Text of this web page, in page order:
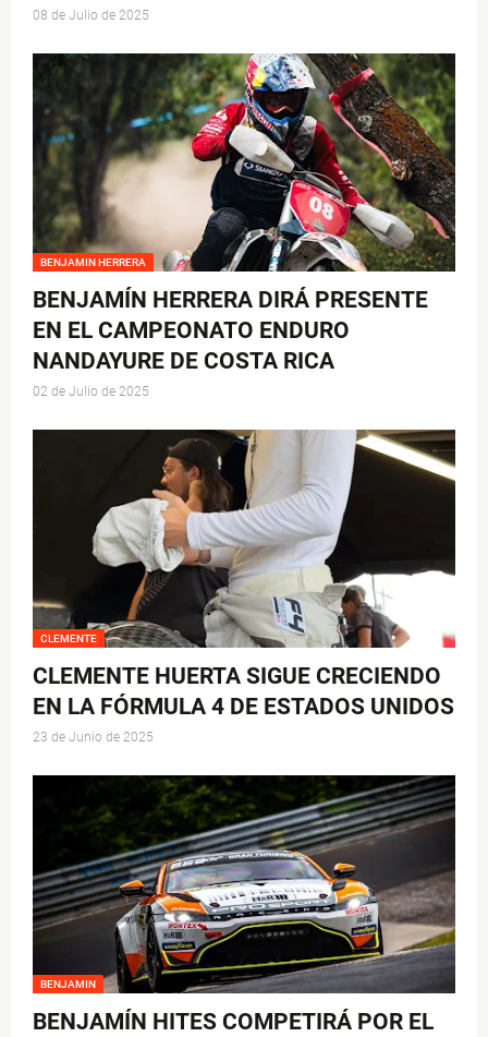
08 de Julio de 2025
BENJAMIN HERRERA
BENJAMÍN HERRERA DIRÁ PRESENTE
EN EL CAMPEONATO ENDURO
NANDAYURE DE COSTA RICA
02 de Julio de 2025
CLEMENTE
CLEMENTE HUERTA SIGUE CRECIENDO
EN LA FÓRMULA 4 DE ESTADOS UNIDOS
23 de Junio de 2025
BENJAMIN
BENJAMÍN HITES COMPETIRÁ POR EL